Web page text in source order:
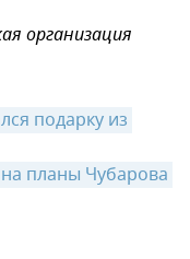
организация
подарку из
планы Чубарова